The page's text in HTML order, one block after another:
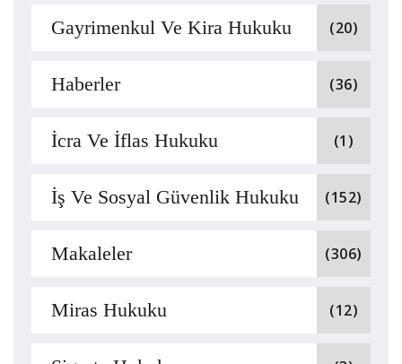
Gayrimenkul Ve Kira Hukuku (20)
Haberler (36)
İcra Ve İflas Hukuku (1)
İş Ve Sosyal Güvenlik Hukuku (152)
Makaleler (306)
Miras Hukuku (12)